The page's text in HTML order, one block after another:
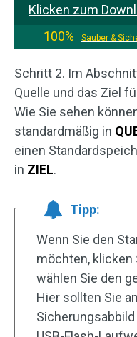
Klicken zum
100%
Sauber &
Schritt 2. Im
Quelle und das Ziel
Wie Sie sehen
standardmäßig in
einen
in ZIEL.
Tipp:
Wenn Sie den
möchten, klicken
wählen Sie den
Hier sollten Sie